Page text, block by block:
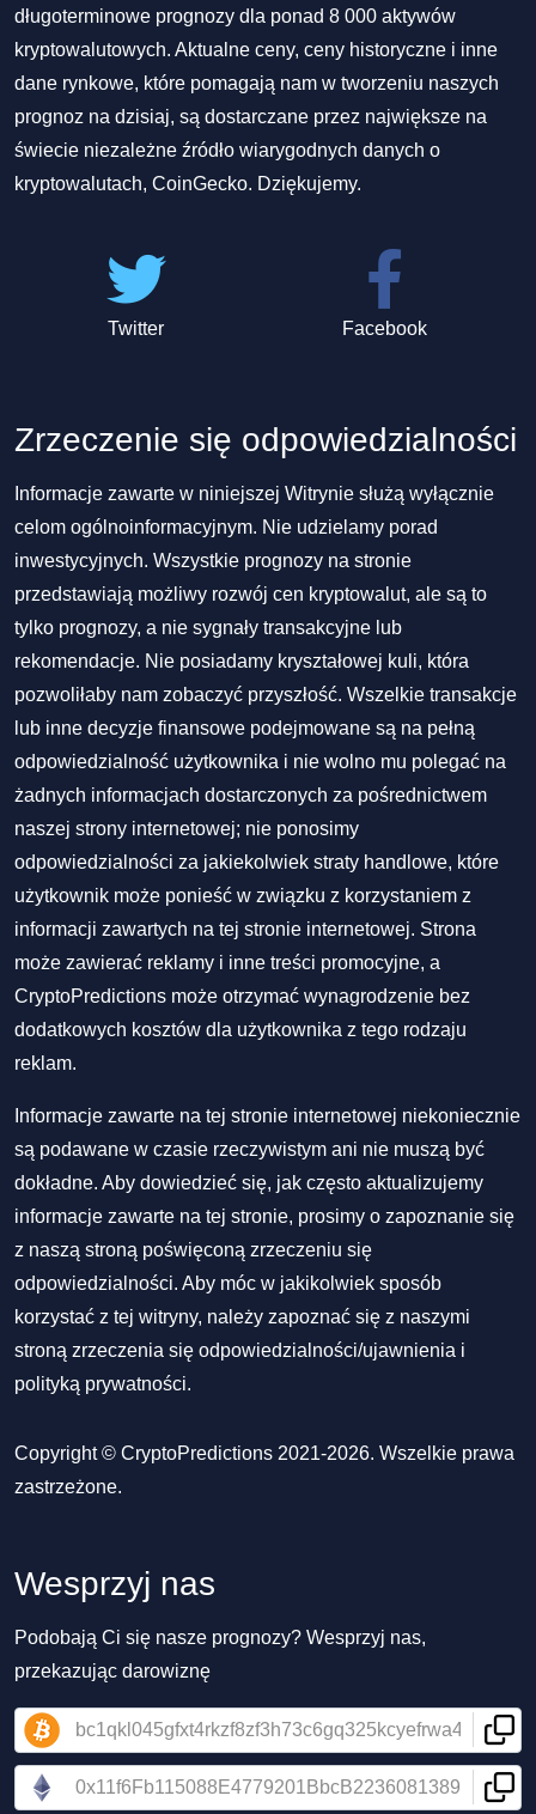
długoterminowe prognozy dla ponad 8 000 aktywów
kryptowalutowych. Aktualne ceny, ceny historyczne i inne
dane rynkowe, które pomagają nam w tworzeniu naszych
prognoz na dzisiaj, są dostarczane przez największe na
świecie niezależne źródło wiarygodnych danych o
kryptowalutach, CoinGecko. Dziękujemy.
Twitter Facebook
Zrzeczenie się odpowiedzialności
Informacje zawarte w niniejszej Witrynie służą wyłącznie
celom ogólnoinformacyjnym. Nie udzielamy porad
inwestycyjnych. Wszystkie prognozy na stronie
przedstawiają możliwy rozwój cen kryptowalut, ale są to
tylko prognozy, a nie sygnały transakcyjne lub
rekomendacje. Nie posiadamy kryształowej kuli, która
pozwoliłaby nam zobaczyć przyszłość. Wszelkie transakcje
lub inne decyzje finansowe podejmowane są na pełną
odpowiedzialność użytkownika i nie wolno mu polegać na
żadnych informacjach dostarczonych za pośrednictwem
naszej strony internetowej; nie ponosimy
odpowiedzialności za jakiekolwiek straty handlowe, które
użytkownik może ponieść w związku z korzystaniem z
informacji zawartych na tej stronie internetowej. Strona
może zawierać reklamy i inne treści promocyjne, a
CryptoPredictions może otrzymać wynagrodzenie bez
dodatkowych kosztów dla użytkownika z tego rodzaju
reklam.
Informacje zawarte na tej stronie internetowej niekoniecznie
są podawane w czasie rzeczywistym ani nie muszą być
dokładne. Aby dowiedzieć się, jak często aktualizujemy
informacje zawarte na tej stronie, prosimy o zapoznanie się
z naszą stroną poświęconą zrzeczeniu się
odpowiedzialności. Aby móc w jakikolwiek sposób
korzystać z tej witryny, należy zapoznać się z naszymi
stroną zrzeczenia się odpowiedzialności/ujawnienia i
polityką prywatności.
Copyright © CryptoPredictions 2021-2026. Wszelkie prawa
zastrzeżone.
Wesprzyj nas
Podobają Ci się nasze prognozy? Wesprzyj nas,
przekazując darowiznę